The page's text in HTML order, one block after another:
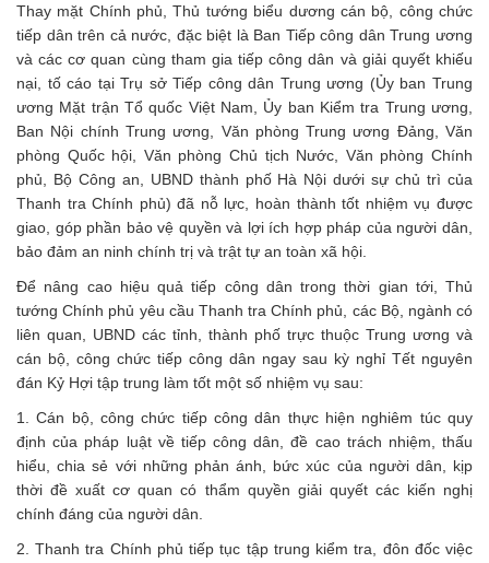
Thay mặt Chính phủ, Thủ tướng biểu dương cán bộ, công chức
tiếp dân trên cả nước, đặc biệt là Ban Tiếp công dân Trung ương
và các cơ quan cùng tham gia tiếp công dân và giải quyết khiếu
nại, tố cáo tại Trụ sở Tiếp công dân Trung ương (Ủy ban Trung
ương Mặt trận Tổ quốc Việt Nam, Ủy ban Kiểm tra Trung ương,
Ban Nội chính Trung ương, Văn phòng Trung ương Đảng, Văn
phòng Quốc hội, Văn phòng Chủ tịch Nước, Văn phòng Chính
phủ, Bộ Công an, UBND thành phố Hà Nội dưới sự chủ trì của
Thanh tra Chính phủ) đã nỗ lực, hoàn thành tốt nhiệm vụ được
giao, góp phần bảo vệ quyền và lợi ích hợp pháp của người dân,
bảo đảm an ninh chính trị và trật tự an toàn xã hội.
Để nâng cao hiệu quả tiếp công dân trong thời gian tới, Thủ
tướng Chính phủ yêu cầu Thanh tra Chính phủ, các Bộ, ngành có
liên quan, UBND các tỉnh, thành phố trực thuộc Trung ương và
cán bộ, công chức tiếp công dân ngay sau kỳ nghỉ Tết nguyên
đán Kỷ Hợi tập trung làm tốt một số nhiệm vụ sau:
1. Cán bộ, công chức tiếp công dân thực hiện nghiêm túc quy
định của pháp luật về tiếp công dân, đề cao trách nhiệm, thấu
hiểu, chia sẻ với những phản ánh, bức xúc của người dân, kịp
thời đề xuất cơ quan có thẩm quyền giải quyết các kiến nghị
chính đáng của người dân.
2. Thanh tra Chính phủ tiếp tục tập trung kiểm tra, đôn đốc việc